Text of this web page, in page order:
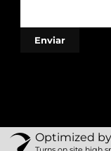
Optimized